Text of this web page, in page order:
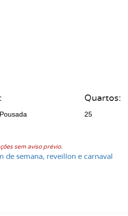
Quartos:
25
sem aviso prévio.
de semana, reveillon e carnaval